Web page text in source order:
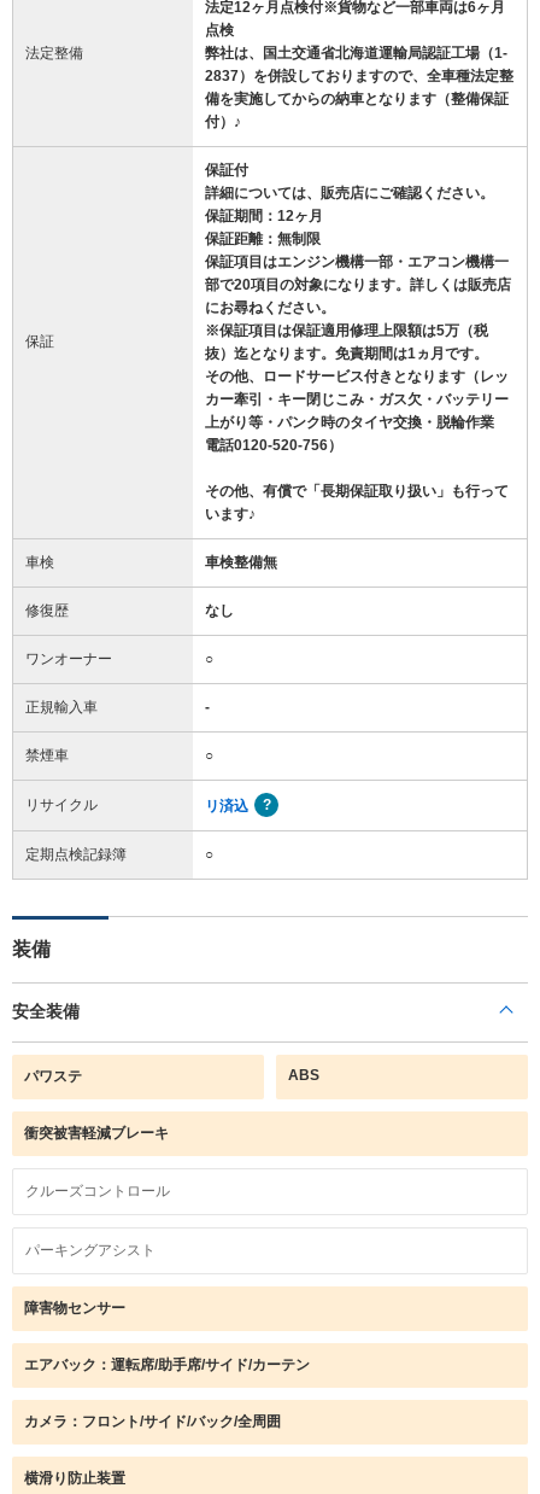
法定整備
法定12ヶ月点検付※貨物など一部車両は6ヶ月
点検
弊社は、国土交通省北海道運輸局認証工場（1-
2837）を併設しておりますので、全車種法定整
備を実施してからの納車となります（整備保証
付）♪
保証
保証付
詳細については、販売店にご確認ください。
保証期間：12ヶ月
保証距離：無制限
保証項目はエンジン機構一部・エアコン機構一
部で20項目の対象になります。詳しくは販売店
にお尋ねください。
※保証項目は保証適用修理上限額は5万（税
抜）迄となります。免責期間は1ヵ月です。
その他、ロードサービス付きとなります（レッ
カー牽引・キー閉じこみ・ガス欠・バッテリー
上がり等・パンク時のタイヤ交換・脱輪作業
電話0120-520-756）
その他、有償で「長期保証取り扱い」も行って
います♪
車検 車検整備無
修復歴 なし
ワンオーナー ○
正規輸入車 -
禁煙車 ○
リサイクル リ済込
定期点検記録簿 ○
装備
安全装備
パワステ ABS
衝突被害軽減ブレーキ
クルーズコントロール
パーキングアシスト
障害物センサー
エアバック：運転席/助手席/サイド/カーテン
カメラ：フロント/サイド/バック/全周囲
横滑り防止装置